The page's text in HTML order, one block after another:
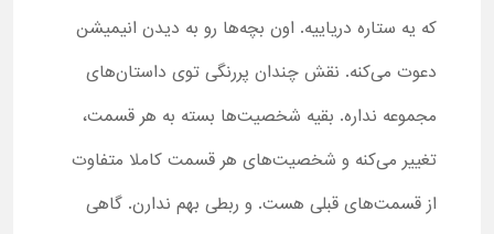
که یه ستاره دریاییه. اون بچه‌ها رو به دیدن انیمیشن
دعوت می‌کنه. نقش چندان پررنگی توی داستان‌های
مجموعه نداره. بقیه شخصیت‌ها بسته به هر قسمت،
تغییر می‌کنه و شخصیت‌های هر قسمت کاملا متفاوت
از قسمت‌های قبلی هست. و ربطی بهم ندارن. گاهی